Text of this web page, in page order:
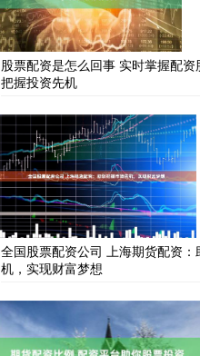
股票配资是怎么回事 实时掌握配资
把握投资先机
全国股票配资公司 上海期货配资
机，实现财富梦想